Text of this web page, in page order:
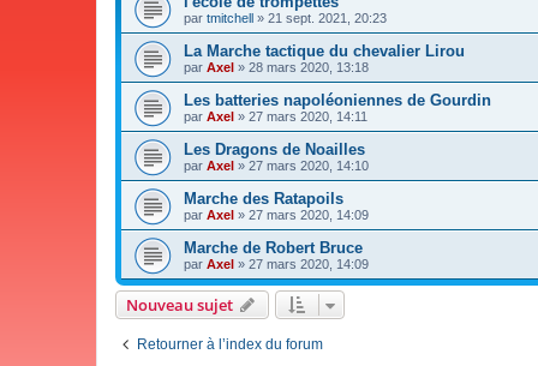
par tmitchell » 21 sept. 2021, 20:23
La Marche tactique du chevalier Lirou
par Axel » 28 mars 2020, 13:18
Les batteries napoléoniennes de Gourdin
par Axel » 27 mars 2020, 14:11
Les Dragons de Noailles
par Axel » 27 mars 2020, 14:10
Marche des Ratapoils
par Axel » 27 mars 2020, 14:09
Marche de Robert Bruce
par Axel » 27 mars 2020, 14:09
Nouveau sujet
Retourner à l’index du forum